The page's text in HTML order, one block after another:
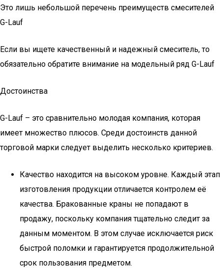
Это лишь небольшой перечень преимуществ смесителей
G-Lauf
Если вы ищете качественный и надежный смеситель, то
обязательно обратите внимание на модельный ряд G-Lauf
Достоинства
G-Lauf – это сравнительно молодая компания, которая
имеет множество плюсов. Среди достоинств данной
торговой марки следует выделить несколько критериев.
Качество находится на высоком уровне. Каждый этап
изготовления продукции отличается контролем её
качества. Бракованные краны не попадают в
продажу, поскольку компания тщательно следит за
данным моментом. В этом случае исключается риск
быстрой поломки и гарантируется продолжительной
срок пользования предметом.